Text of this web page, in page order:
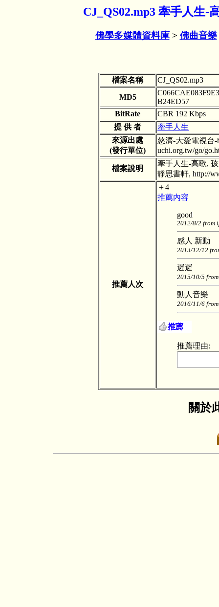
CJ_QS02.mp3 牽手人生-
佛學多媒體資料庫> 佛曲音樂
檔案名稱 CJ_QS02.mp3
MD5
B24ED57
BitRate
CBR 192 Kbps
提 供 者
牽手人生
來源出處
(發行單位)
慈濟-大愛電視台-
uchi.org.tw/go/
檔案說明
牽手人生-高歌,
靜思書軒, http://
推薦人次
＋4
推薦內容
good
2012/8/2 from
感人 新動
2013/12/12
遲遲
2015/10/5
動人音樂
2016/11/6
推薦理由:
關於